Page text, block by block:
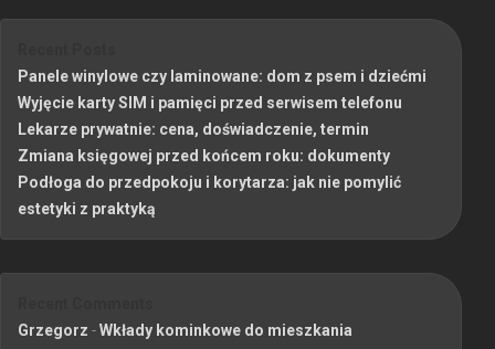
Panele winylowe czy laminowane: dom z psem i dziećmi
Wyjęcie karty SIM i pamięci przed serwisem telefonu
Lekarze prywatnie: cena, doświadczenie, termin
Zmiana księgowej przed końcem roku: dokumenty
Podłoga do przedpokoju i korytarza: jak nie pomylić
estetyki z praktyką
Grzegorz -Wkłady kominkowe do mieszkania